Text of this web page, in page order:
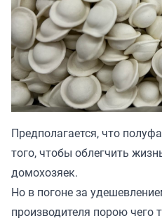
Предполагается, что
того, чтобы облегчить
домохозяек.
Но в погоне за
производителя порою чего